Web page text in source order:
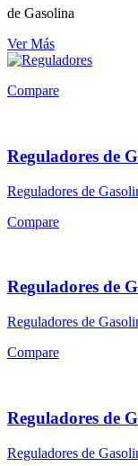
de Gasolina
Ver Más
Compare
Reguladores de
Reguladores de
Compare
Reguladores de
Reguladores de
Compare
Reguladores de
Reguladores de